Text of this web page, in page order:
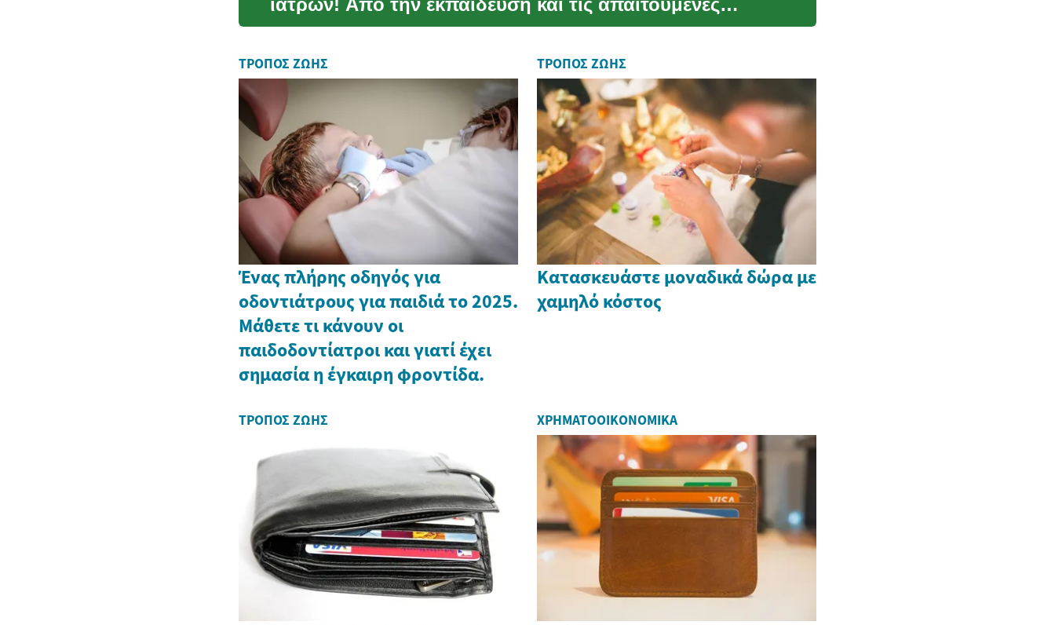
ιατρών! Από την εκπαίδευση και τις απαιτούμενες
δεξιότητες μέχρι τις ευκ...
ΤΡΌΠΟΣ ΖΩΉΣ
Ένας πλήρης οδηγός για
οδοντιάτρους για παιδιά το 2025.
Μάθετε τι κάνουν οι
παιδοδοντίατροι και γιατί έχει
σημασία η έγκαιρη φροντίδα.
ΤΡΌΠΟΣ ΖΩΉΣ
Κατασκευάστε μοναδικά δώρα με
χαμηλό κόστος
ΤΡΌΠΟΣ ΖΩΉΣ ΧΡΗΜΑΤΟΟΙΚΟΝΟΜΙΚΆ